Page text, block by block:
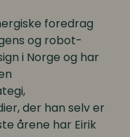
foredrag
og robot-
i Norge og har
der han selv er
årene har Eirik